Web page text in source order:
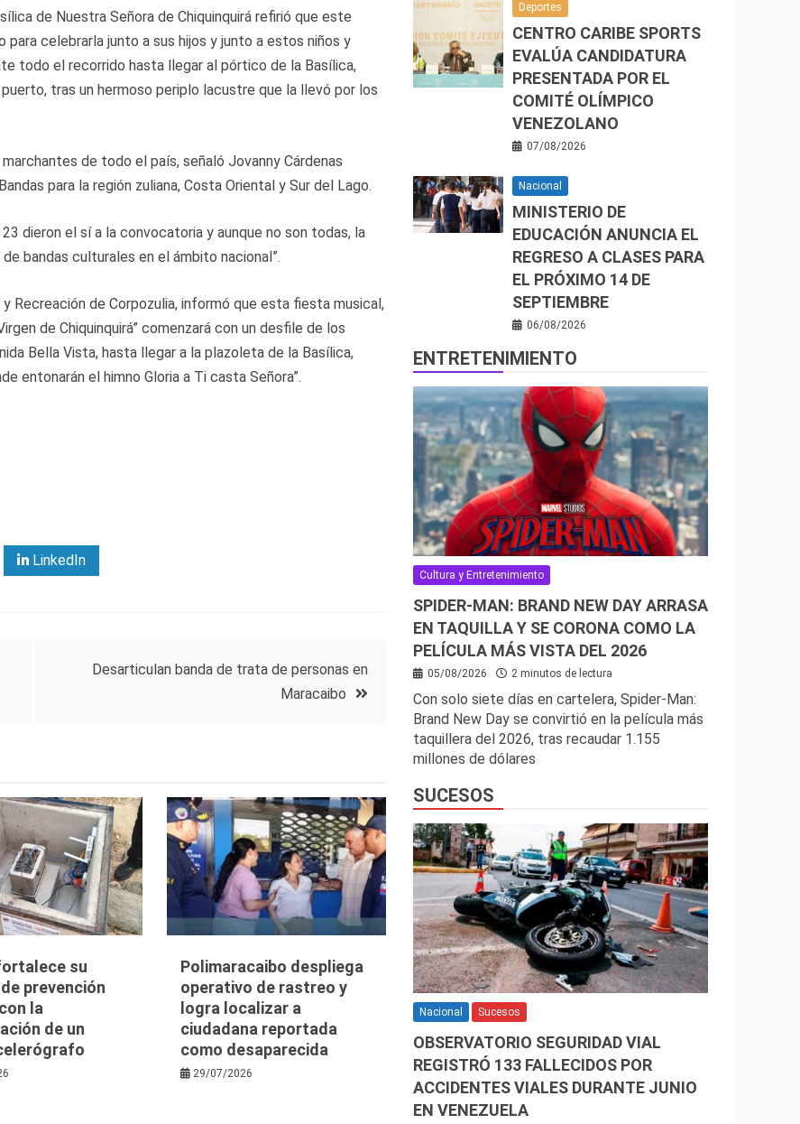
de Nuestra Señora de Chiquinquirá refirió que este
para celebrarla junto a sus hijos y junto a estos niños y
todo el recorrido hasta llegar al pórtico de la Basílica,
tras un hermoso periplo lacustre que la llevó por los
de todo el país, señaló Jovanny Cárdenas
para la región zuliana, Costa Oriental y Sur del Lago.
dieron el sí a la convocatoria y aunque no son todas, la
bandas culturales en el ámbito nacional”.
Recreación de Corpozulia, informó que esta fiesta musical,
de Chiquinquirá” comenzará con un desfile de los
Bella Vista, hasta llegar a la plazoleta de la Basílica,
entonarán el himno Gloria a Ti casta Señora”.
LinkedIn
Desarticulan banda de trata de personas en
Maracaibo
su
prevención
la
de un
Polimaracaibo despliega
operativo de rastreo y
logra localizar a
ciudadana reportada
como desaparecida
29/07/2026
Deportes
CENTRO CARIBE SPORTS
EVALÚA CANDIDATURA
PRESENTADA POR EL
COMITÉ OLÍMPICO
VENEZOLANO
07/08/2026
Nacional
MINISTERIO DE
EDUCACIÓN ANUNCIA EL
REGRESO A CLASES PARA
EL PRÓXIMO 14 DE
SEPTIEMBRE
06/08/2026
ENTRETENIMIENTO
Cultura y Entretenimiento
SPIDER-MAN: BRAND NEW DAY ARRASA
EN TAQUILLA Y SE CORONA COMO LA
PELÍCULA MÁS VISTA DEL 2026
05/08/2026 2 minutos de lectura
Con solo siete días en cartelera, Spider-Man:
Brand New Day se convirtió en la película más
taquillera del 2026, tras recaudar 1.155
millones de dólares
SUCESOS
Nacional Sucesos
OBSERVATORIO SEGURIDAD VIAL
REGISTRÓ 133 FALLECIDOS POR
ACCIDENTES VIALES DURANTE JUNIO
EN VENEZUELA